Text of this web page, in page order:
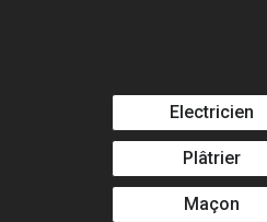
Electricien
Plâtrier
Maçon